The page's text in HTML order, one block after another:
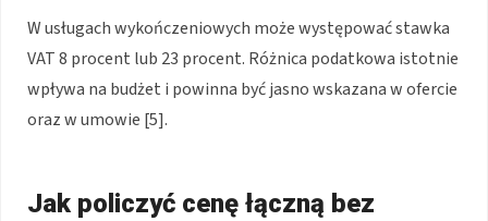
W usługach wykończeniowych może występować stawka
VAT 8 procent lub 23 procent. Różnica podatkowa istotnie
wpływa na budżet i powinna być jasno wskazana w ofercie
oraz w umowie [5].
Jak policzyć cenę łączną bez